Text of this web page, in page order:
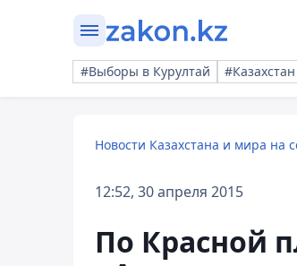
#Выборы в Курултай
Новости Казахстана и мира на
12:52, 30 апреля 2015
По Красной